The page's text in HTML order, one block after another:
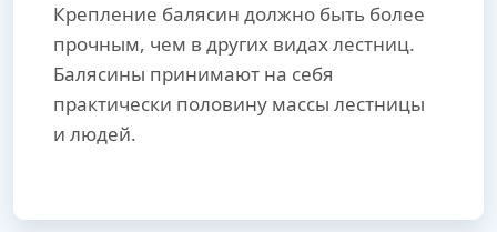
Крепление балясин должно быть более
прочным, чем в других видах лестниц.
Балясины принимают на себя
практически половину массы лестницы
и людей.